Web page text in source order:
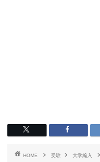
HOME 受験 大学編入